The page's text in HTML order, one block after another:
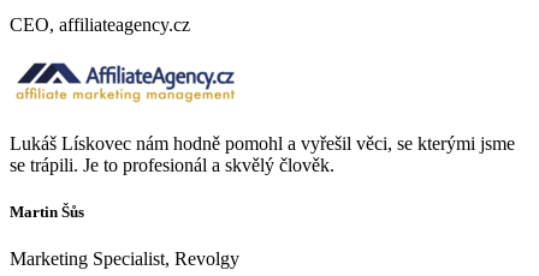
CEO, affiliateagency.cz
Lukáš Lískovec nám hodně pomohl a vyřešil věci, se kterými jsme
se trápili. Je to profesionál a skvělý člověk.
Martin Šůs
Marketing Specialist, Revolgy